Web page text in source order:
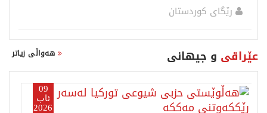
رێگای كوردستان
عێراقی و جیهانی
09
ئاب
2026